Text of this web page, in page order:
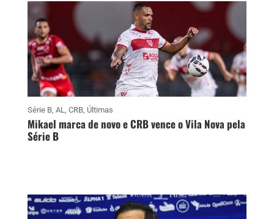
Série B, AL, CRB, Últimas
Mikael marca de novo e CRB vence o Vila Nova pela
Série B